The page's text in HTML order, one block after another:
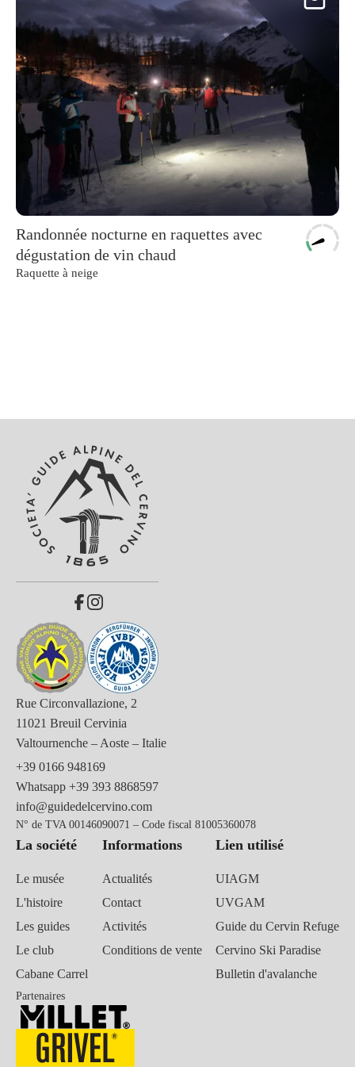
Randonnée nocturne en raquettes avec
dégustation de vin chaud
Raquette à neige
Rue Circonvallazione, 2
11021 Breuil Cervinia
Valtournenche – Aoste – Italie
+39 0166 948169
Whatsapp +39 393 8868597
info@guidedelcervino.com
N° de TVA 00146090071 – Code fiscal 81005360078
La société
Le musée
L'histoire
Les guides
Le club
Cabane Carrel
Informations
Actualités
Contact
Activités
Conditions de vente
Lien utilisé
UIAGM
UVGAM
Guide du Cervin Refuge
Cervino Ski Paradise
Bulletin d'avalanche
Partenaires